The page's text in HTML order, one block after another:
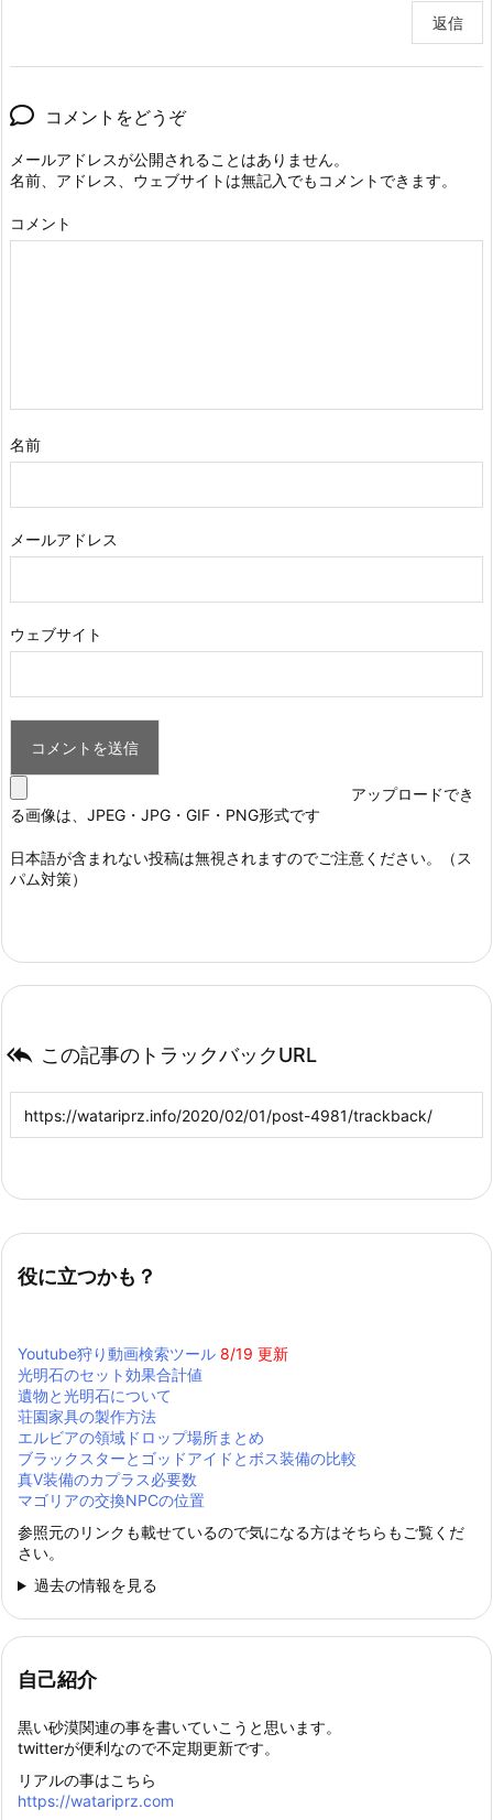
返信
コメントをどうぞ
メールアドレスが公開されることはありません。
名前、アドレス、ウェブサイトは無記入でもコメントできます。
コメント
名前
メールアドレス
ウェブサイト
アップロードでき
る画像は、JPEG・JPG・GIF・PNG形式です
日本語が含まれない投稿は無視されますのでご注意ください。（ス
パム対策）
 この記事のトラックバックURL
役に立つかも？
Youtube狩り動画検索ツール 8/19 更新
光明石のセット効果合計値
遺物と光明石について
荘園家具の製作方法
エルビアの領域ドロップ場所まとめ
ブラックスターとゴッドアイドとボス装備の比較
真Ⅴ装備のカプラス必要数
マゴリアの交換NPCの位置
参照元のリンクも載せているので気になる方はそちらもご覧くだ
さい。
過去の情報を見る
自己紹介
黒い砂漠関連の事を書いていこうと思います。
twitterが便利なので不定期更新です。
リアルの事はこちら
https://watariprz.com